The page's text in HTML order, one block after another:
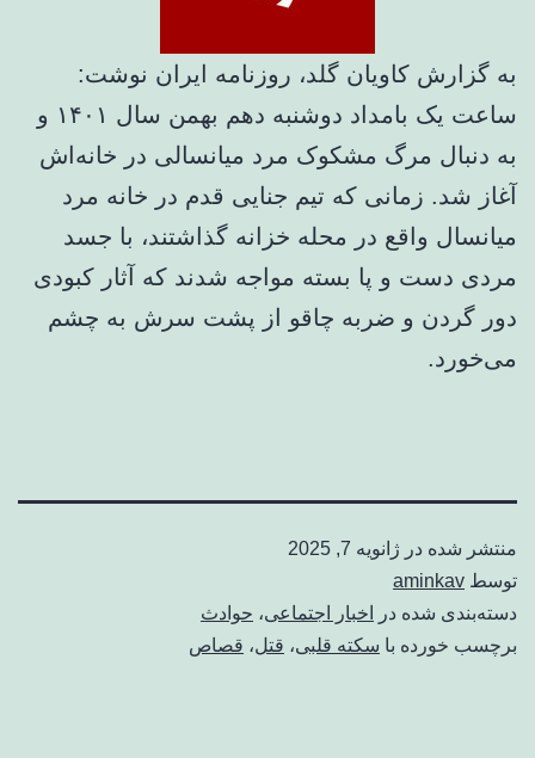
به گزارش کاویان گلد، روزنامه ایران نوشت:
ساعت یک بامداد دوشنبه دهم بهمن سال ۱۴۰۱ و
به دنبال مرگ مشکوک مرد میانسالی در خانه‌اش
آغاز شد. زمانی که تیم جنایی قدم در خانه مرد
میانسال واقع در محله خزانه گذاشتند، با جسد
مردی دست و پا بسته مواجه شدند که آثار کبودی
دور گردن و ضربه چاقو از پشت سرش به چشم
می‌خورد.
منتشر شده در ژانویه 7, 2025
توسط aminkav
دسته‌بندی شده در
اخبار اجتماعی، حوادث
برچسب خورده با سکته قلبی، قتل، قصاص